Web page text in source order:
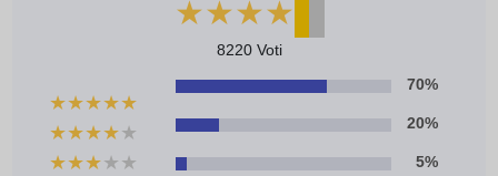
★★★★
8220 Voti
★★★★★
★★★★★
★★★★ ★
70%
20%
5%